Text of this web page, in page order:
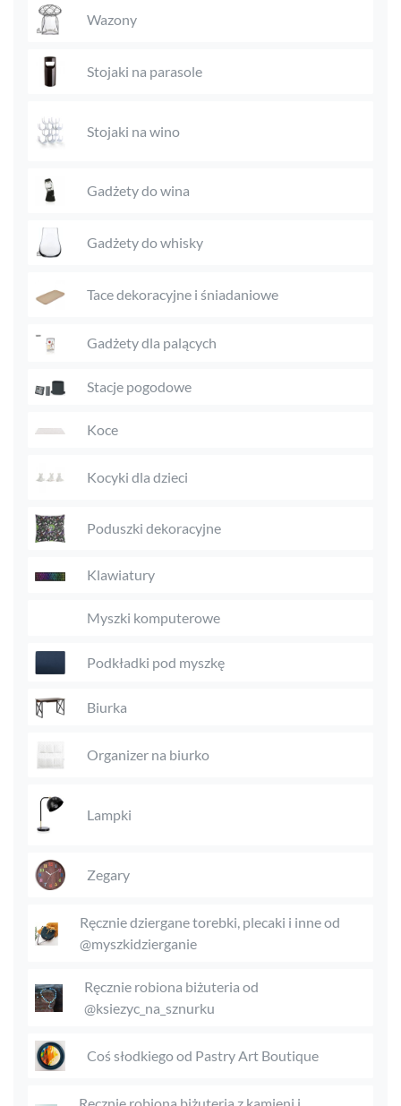
Wazony
Stojaki na parasole
Stojaki na wino
Gadżety do wina
Gadżety do whisky
Tace dekoracyjne i śniadaniowe
Gadżety dla palących
Stacje pogodowe
Koce
Kocyki dla dzieci
Poduszki dekoracyjne
Klawiatury
Myszki komputerowe
Podkładki pod myszkę
Biurka
Organizer na biurko
Lampki
Zegary
Ręcznie dziergane torebki, plecaki i inne od
@myszkidzierganie
Ręcznie robiona biżuteria od
@ksiezyc_na_sznurku
Coś słodkiego od Pastry Art Boutique